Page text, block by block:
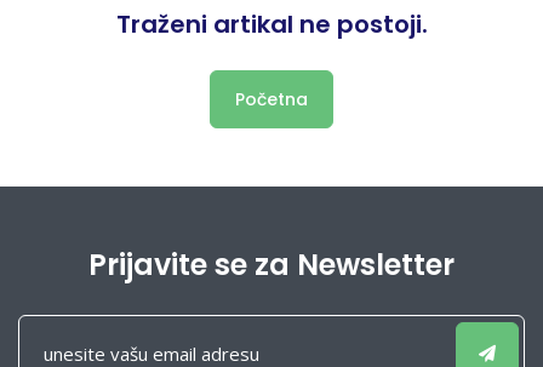
Traženi artikal ne postoji.
Početna
Prijavite se za Newsletter